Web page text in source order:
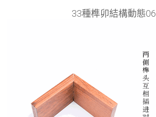
33種榫卯結構動態06